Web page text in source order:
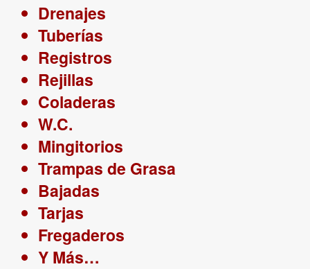
Drenajes
Tuberías
Registros
Rejillas
Coladeras
W.C.
Mingitorios
Trampas de Grasa
Bajadas
Tarjas
Fregaderos
Y Más…